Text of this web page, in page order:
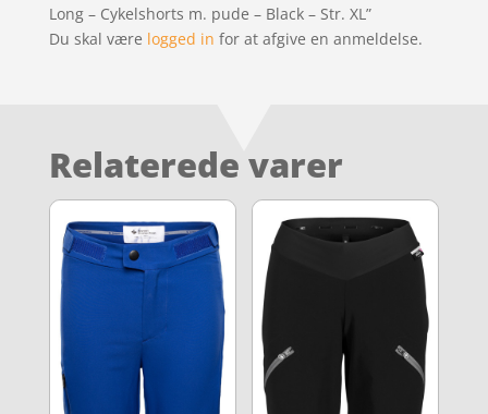
Long – Cykelshorts m. pude – Black – Str. XL”
Du skal være logged in for at afgive en anmeldelse.
Relaterede varer